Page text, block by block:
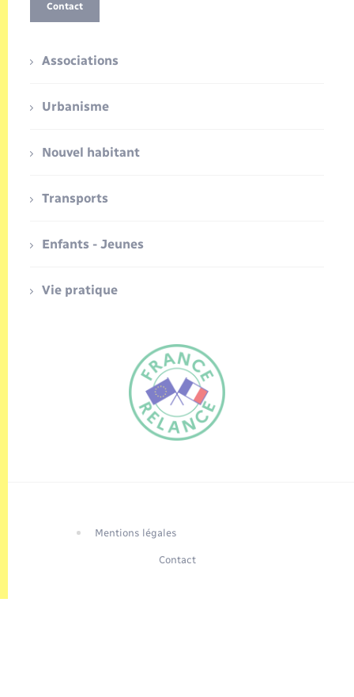
Contact
Associations
Urbanisme
Nouvel habitant
Transports
Enfants - Jeunes
Vie pratique
Mentions légales
Contact